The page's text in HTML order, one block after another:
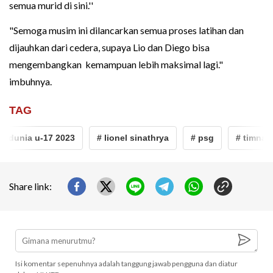
semua murid di sini.''
"Semoga musim ini dilancarkan semua proses latihan dan
dijauhkan dari cedera, supaya Lio dan Diego bisa
mengembangkan kemampuan lebih maksimal lagi."
imbuhnya.
TAG
u-17 2023 # lionel sinathrya # psg # timnas
Share link:
Isi komentar sepenuhnya adalah tanggung jawab pengguna dan diatur